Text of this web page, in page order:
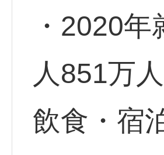
・2020
人851万
飲食・宿